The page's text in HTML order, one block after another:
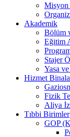
Akademik
Bölüm
Eğitim
Stajer
Yasa
Hizmet
Fizik
Aliya
Tıbbi Birimler
GOP